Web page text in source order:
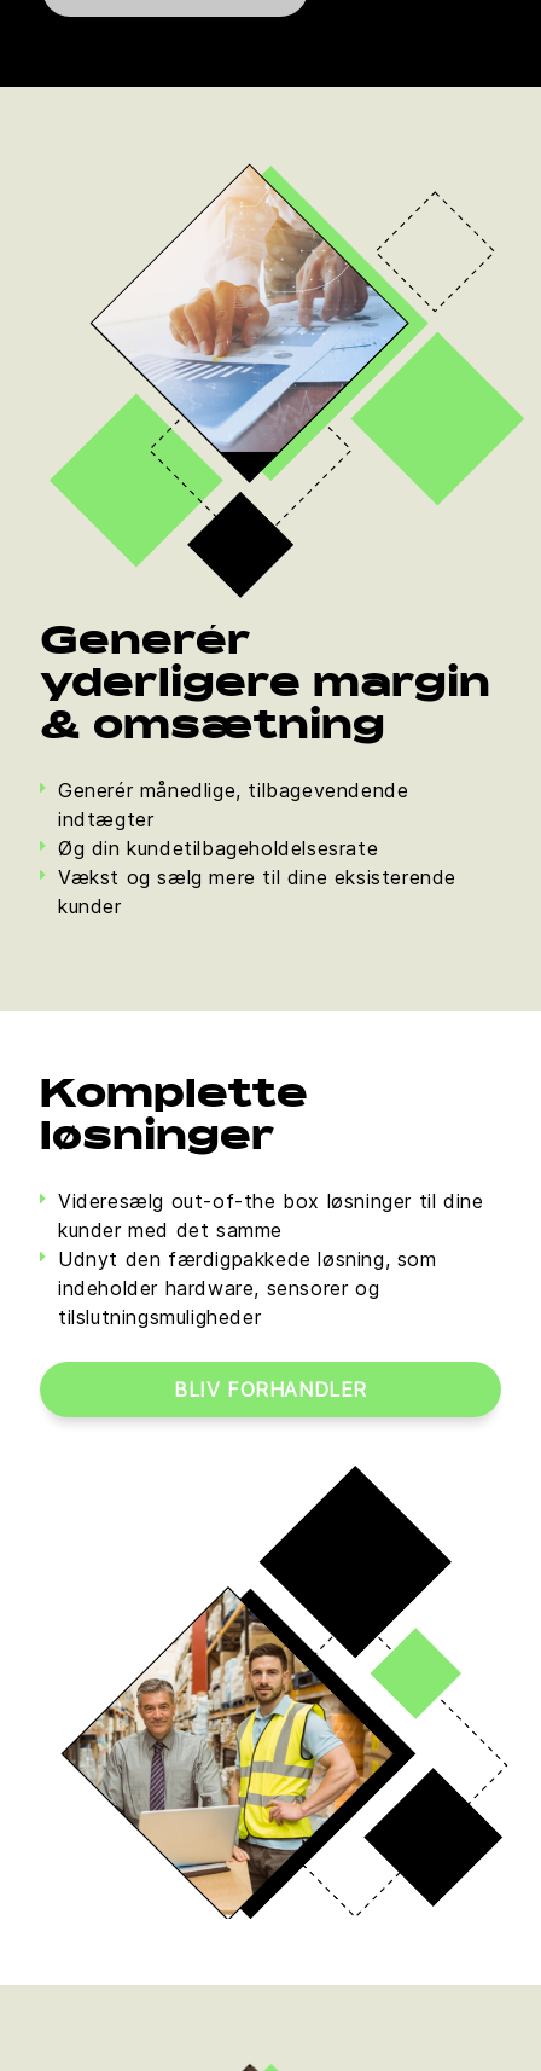
Generér
yderligere margin
& omsætning
Generér månedlige, tilbagevendende
indtægter
Øg din kundetilbageholdelsesrate
Vækst og sælg mere til dine eksisterende
kunder
Komplette
løsninger
Videresælg out-of-the box løsninger til dine
kunder med det samme
Udnyt den færdigpakkede løsning, som
indeholder hardware, sensorer og
tilslutningsmuligheder
BLIV FORHANDLER